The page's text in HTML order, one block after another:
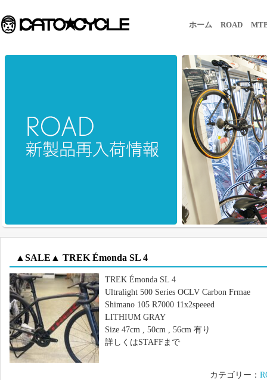
ホーム ROAD
▲SALE▲ TREK Émonda SL 4
TREK Émonda SL 4
Ultralight 500 Series OCLV Carbon Frmae
Shimano 105 R7000 11x2speeed
LITHIUM GRAY
Size 47cm , 50cm , 56cm 有り
詳しくはSTAFFまで
カテゴリー：